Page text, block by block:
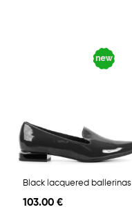
Black lacquered ballerinas
103.00 €